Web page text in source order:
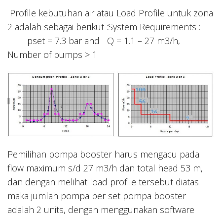
Profile kebutuhan air atau Load Profile untuk zona
2 adalah sebagai berikut :System Requirements :
pset = 7.3 bar and Q = 1.1 – 27 m3/h,
Number of pumps > 1
Pemilihan pompa booster harus mengacu pada
flow maximum s/d 27 m3/h dan total head 53 m,
dan dengan melihat load profile tersebut diatas
maka jumlah pompa per set pompa booster
adalah 2 units, dengan menggunakan software